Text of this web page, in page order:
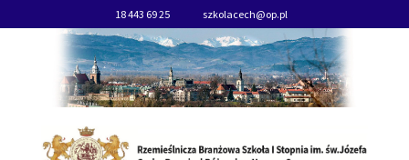
18 443 69 25 szkolacech@op.pl